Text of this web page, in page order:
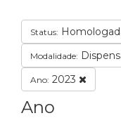
Status:
Modalidade:
Ano: 2023
Ano